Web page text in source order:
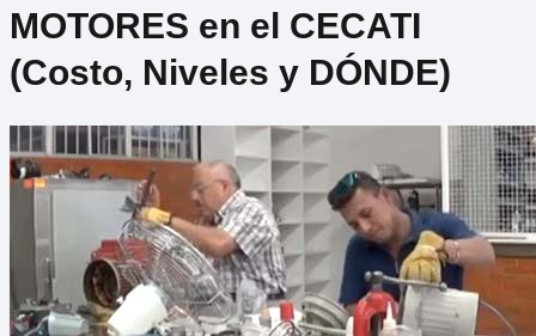
MOTORES en el CECATI
(Costo, Niveles y DÓNDE)